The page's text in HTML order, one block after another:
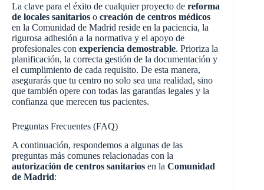
La clave para el éxito de cualquier proyecto de reforma
de locales sanitarios o creación de centros médicos
en la Comunidad de Madrid reside en la paciencia, la
rigurosa adhesión a la normativa y el apoyo de
profesionales con experiencia demostrable. Prioriza la
planificación, la correcta gestión de la documentación y
el cumplimiento de cada requisito. De esta manera,
asegurarás que tu centro no solo sea una realidad, sino
que también opere con todas las garantías legales y la
confianza que merecen tus pacientes.
Preguntas Frecuentes (FAQ)
A continuación, respondemos a algunas de las
preguntas más comunes relacionadas con la
autorización de centros sanitarios en la Comunidad
de Madrid: